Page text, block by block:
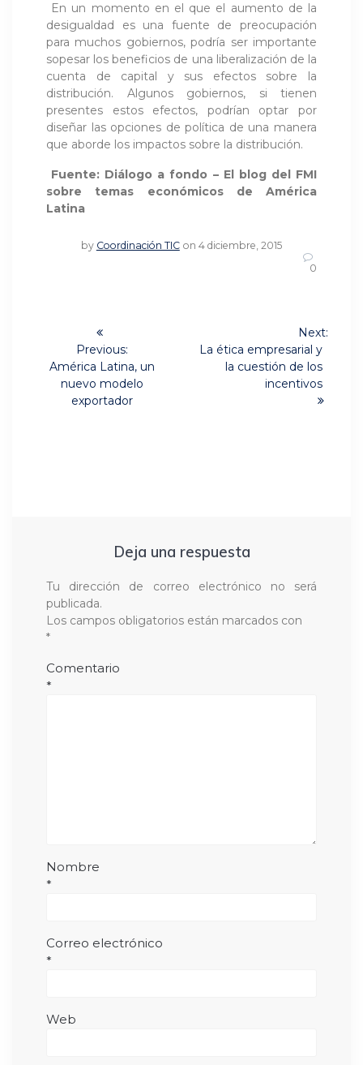
En un momento en el que el aumento de la
desigualdad es una fuente de preocupación
para muchos gobiernos, podría ser importante
sopesar los beneficios de una liberalización de la
cuenta de capital y sus efectos sobre la
distribución. Algunos gobiernos, si tienen
presentes estos efectos, podrían optar por
diseñar las opciones de política de una manera
que aborde los impactos sobre la distribución.
Fuente: Diálogo a fondo – El blog del FMI
sobre temas económicos de América
Latina
by Coordinación TIC on 4 diciembre, 2015
0
Navegación
entradas
Previous:
Previous
post:
América Latina, un
nuevo modelo
exportador
Next:
Next
La ética empresarial y
la cuestión de los
incentivos
Deja una respuesta
Tu dirección de correo electrónico no será
publicada.
Los campos obligatorios están marcados con
*
Comentario
*
Nombre
*
Correo electrónico
*
Web